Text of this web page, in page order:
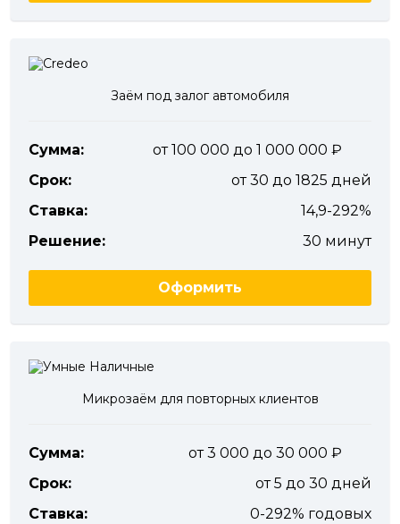
Заём под залог автомобиля
Сумма:
от 100 000 до 1 000 000
Срок:
от 30 до 1825 дней
Ставка:
14,9-292%
Решение:
30 минут
Оформить
Микрозаём для повторных клиентов
Сумма:
от 3 000 до 30 000
Срок:
от 5 до 30 дней
Ставка:
0-292% годовых